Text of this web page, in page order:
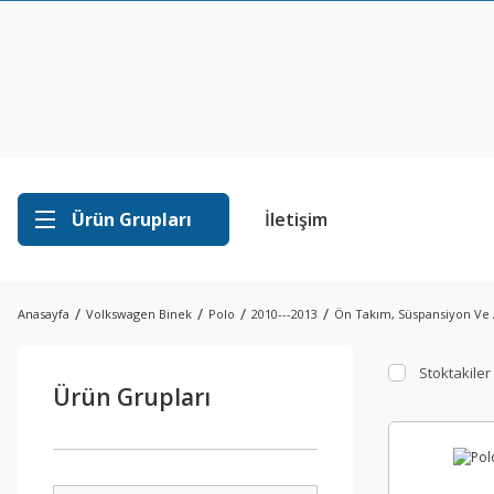
Ürün Grupları İletişim
Anasayfa Volkswagen Binek Polo 2010---2013 Ön Takım, Süspansiyon Ve
Ürün Grupları
Stoktakiler